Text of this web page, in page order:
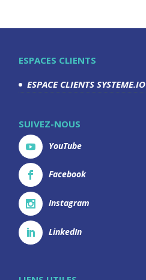
ESPACES CLIENTS
ESPACE CLIENTS SYSTEME.IO
SUIVEZ-NOUS
YouTube
Facebook
Instagram
LinkedIn